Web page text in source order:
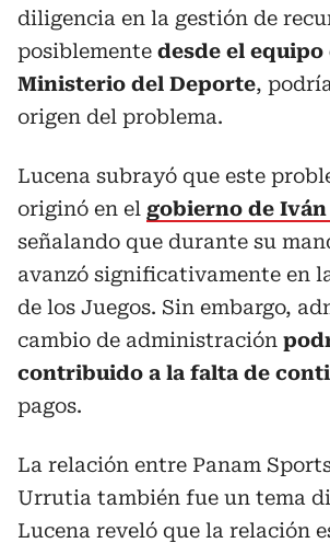
diligencia en la gestión de
posiblemente desde el equipo
Ministerio del Deporte,
origen del problema.
Lucena subrayó que este
originó en el gobierno de Iván
señalando que durante su
avanzó significativamente en
de los Juegos. Sin embargo,
cambio de administración
contribuido a la falta de
pagos.
La relación entre Panam
Urrutia también fue un tema
Lucena reveló que la relación